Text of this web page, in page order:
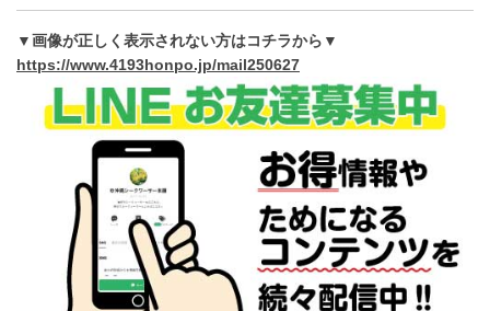
▼画像が正しく表示されない方はコチラから▼
https://www.4193honpo.jp/mail250627